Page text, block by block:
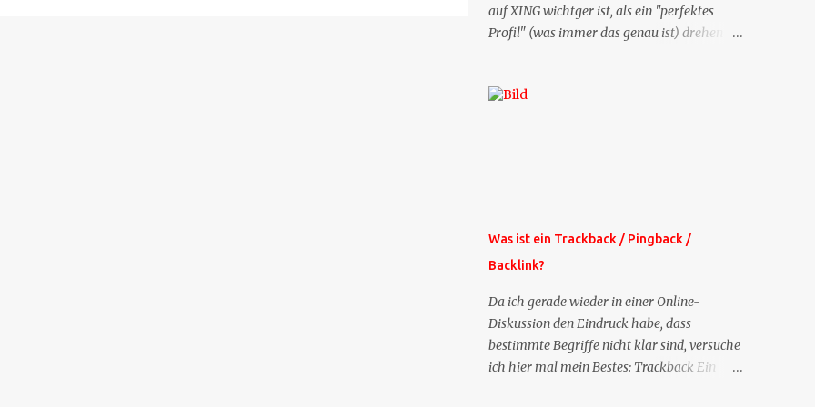
auf XING wichtger ist, als ein "perfektes
Profil" (was immer das genau ist) drehen
es jetzt die Profil-Fragen zu XING als eigene
Weitere Mailangebote dieser Art sehen Sie
auf meiner XING-Seite oder hier oben rechts
im Blog. Die Profilfragen werde ich
mittelfristig aus der normalen XING-Tipp-
Mail entfernen, da ich sie so nur an einer
Stelle pflegen muss.
Was ist ein Trackback / Pingback /
Backlink?
Da ich gerade wieder in einer Online-
Diskussion den Eindruck habe, dass
bestimmte Begriffe nicht klar sind, versuche
ich hier mal mein Bestes: Trackback Ein